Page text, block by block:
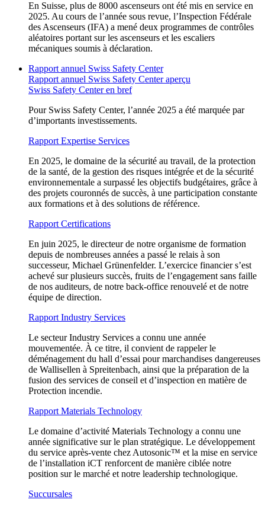
En Suisse, plus de 8000 ascenseurs ont été mis en service en
2025. Au cours de l’année sous revue, l’Inspection Fédérale
des Ascenseurs (IFA) a mené deux programmes de contrôles
aléatoires portant sur les ascenseurs et les escaliers
mécaniques soumis à déclaration.
Rapport annuel Swiss Safety Center
Rapport annuel Swiss Safety Center aperçu
Swiss Safety Center en bref
Pour Swiss Safety Center, l’année 2025 a été marquée par
d’importants investissements.
Rapport Expertise Services
En 2025, le domaine de la sécurité au travail, de la protection
de la santé, de la gestion des risques intégrée et de la sécurité
environnementale a surpassé les objectifs budgétaires, grâce à
des projets couronnés de succès, à une participation constante
aux formations et à des solutions de référence.
Rapport Certifications
En juin 2025, le directeur de notre organisme de formation
depuis de nombreuses années a passé le relais à son
successeur, Michael Grünenfelder. L’exercice financier s’est
achevé sur plusieurs succès, fruits de l’engagement sans faille
de nos auditeurs, de notre back-office renouvelé et de notre
équipe de direction.
Rapport Industry Services
Le secteur Industry Services a connu une année
mouvementée. À ce titre, il convient de rappeler le
déménagement du hall d’essai pour marchandises dangereuses
de Wallisellen à Spreitenbach, ainsi que la préparation de la
fusion des services de conseil et d’inspection en matière de
Protection incendie.
Rapport Materials Technology
Le domaine d’activité Materials Technology a connu une
année significative sur le plan stratégique. Le développement
du service après-vente chez Autosonic™ et la mise en service
de l’installation iCT renforcent de manière ciblée notre
position sur le marché et notre leadership technologique.
Succursales